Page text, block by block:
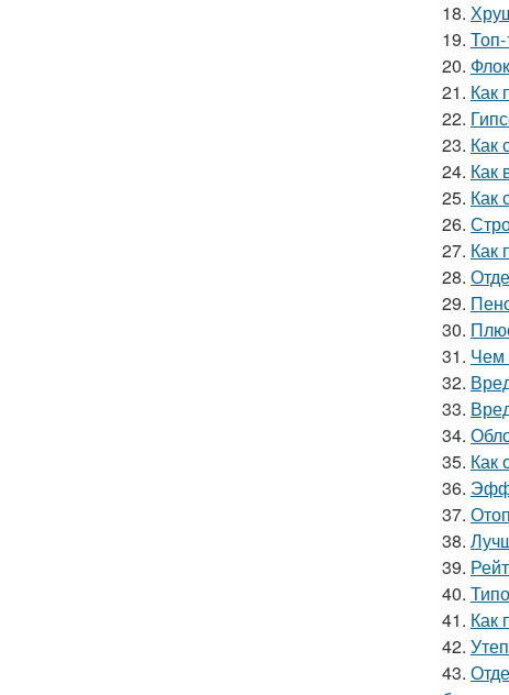
18.
19.
20.
21. Как
22.
23. Как
24. Как
25. Как
26.
27. Как
28.
29.
30.
31. Чем
32.
33.
34.
35. Как
36.
37.
38.
39.
40.
41. Как
42.
43.